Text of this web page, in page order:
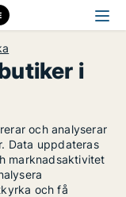
i
och analyserar
Data uppdateras
marknadsaktivitet
och få